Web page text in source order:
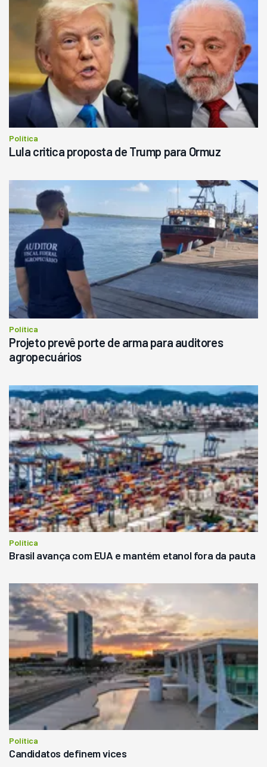
Política
Lula critica proposta de Trump para Ormuz
Política
Projeto prevê porte de arma para auditores
agropecuários
Política
Brasil avança com EUA e mantém etanol fora da pauta
Política
Candidatos definem vices